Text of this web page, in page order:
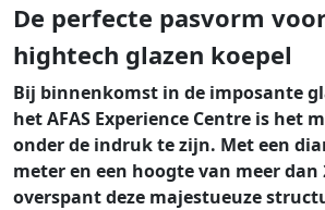
De perfecte pasvorm
hightech glazen koepel
Bij binnenkomst in de imposante
het AFAS Experience Centre is het
onder de indruk te zijn. Met een
meter en een hoogte van meer dan
overspant deze majestueuze